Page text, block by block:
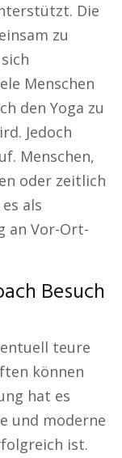
Die
zu
Menschen
den Yoga zu
Jedoch
Menschen,
oder zeitlich
als
an Vor-Ort-
Besuch
teure
können
hat es
und moderne
ist.